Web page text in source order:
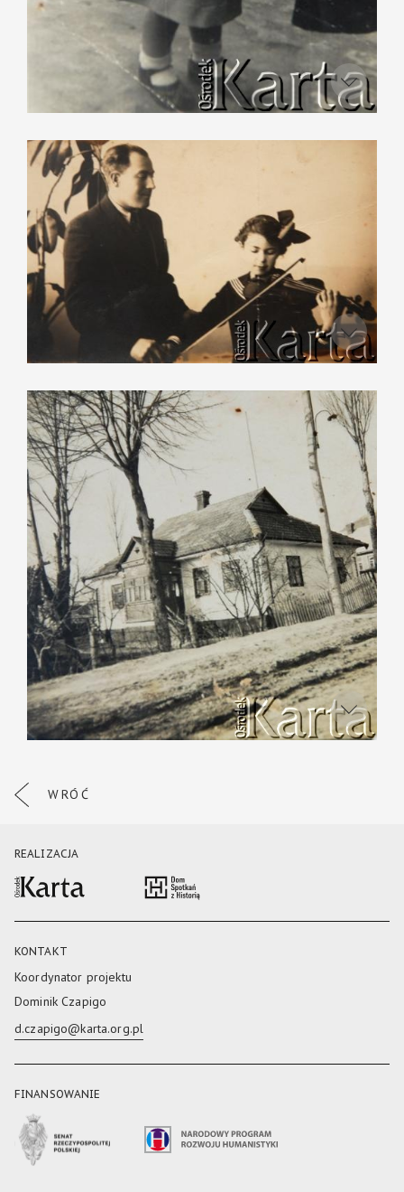
WRÓĆ
REALIZACJA
KONTAKT
Koordynator projektu
Dominik Czapigo
d.czapigo@karta.org.pl
FINANSOWANIE